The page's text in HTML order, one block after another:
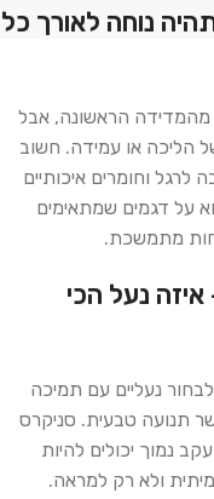
נוחה לאורך כל
מהמדידה הראשונה, אבל
הליכה או עמידה. חשוב
וחומרים איכותיים
על דגמים שמתאימים
מתמשכת.
נעל הכי
נעליים עם תמיכה
תנועה טבעית. סניקרס
נמוך יכולים להיות
ולא רק למראה.